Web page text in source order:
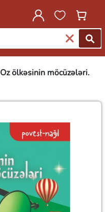
Oz ölkəsinin möcüzələri.